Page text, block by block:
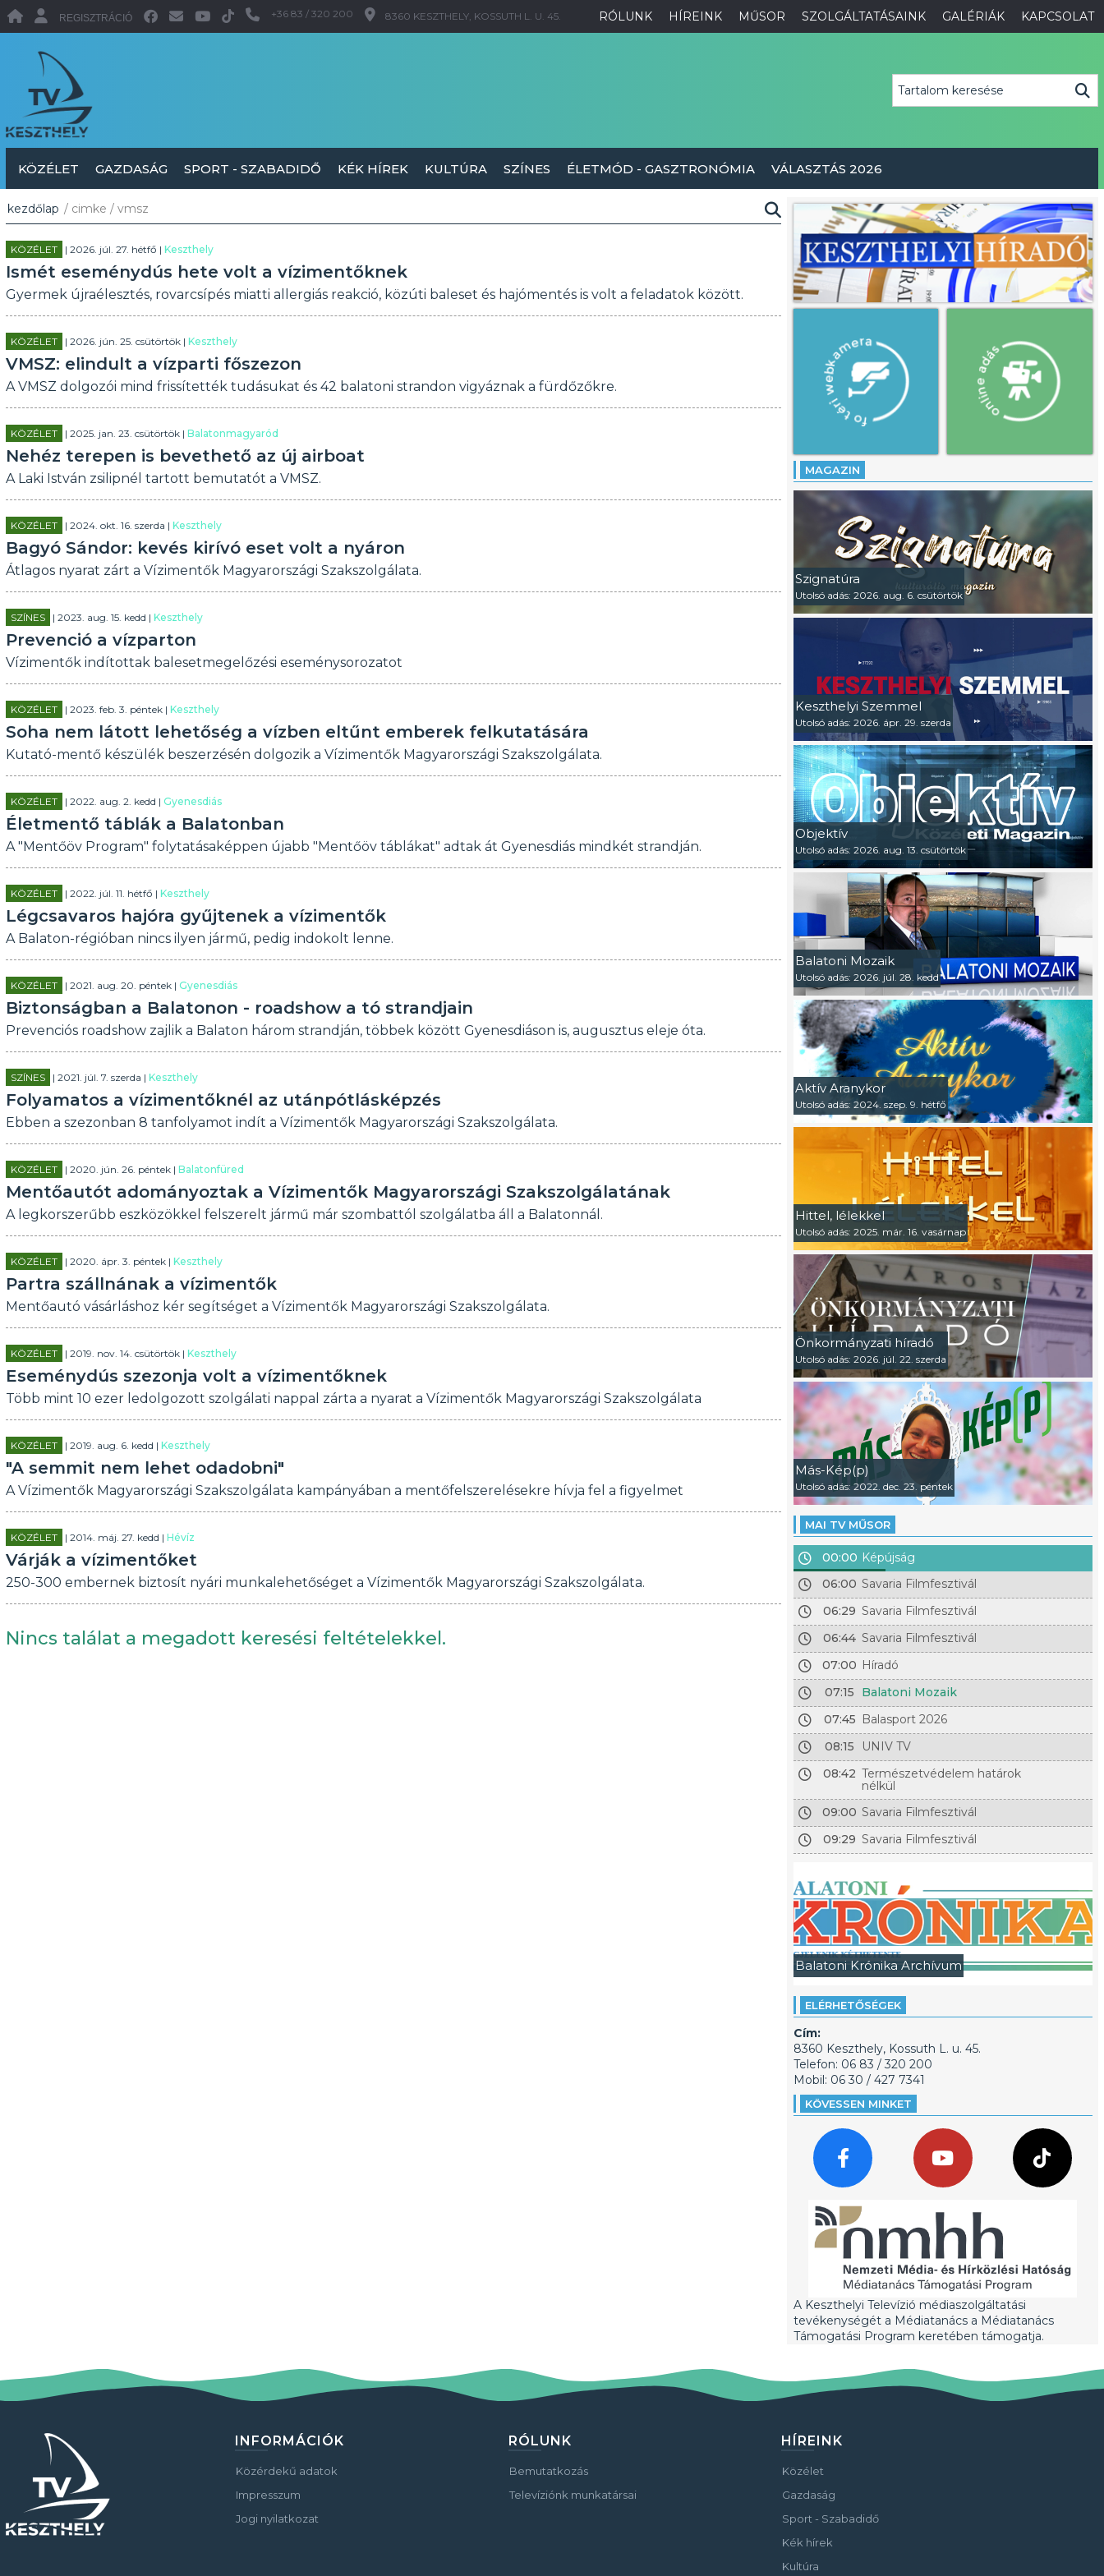
RÓLUNK HÍREINK MŰSOR SZOLGÁLTATÁSAINK GALÉRIÁK KAPCSOLAT
REGISZTRÁCIÓ +36 83 / 320 200 8360 KESZTHELY, KOSSUTH L. U. 45.
KÖZÉLET GAZDASÁG SPORT - SZABADIDŐ KÉK HÍREK KULTÚRA SZÍNES ÉLETMÓD - GASZTRONÓMIA VÁLASZTÁS 2026
kezdőlap / cimke / vmsz
KÖZÉLET | 2026. júl. 27. hétfő | Keszthely
Ismét eseménydús hete volt a vízimentőknek
Gyermek újraélesztés, rovarcsípés miatti allergiás reakció, közúti baleset és hajómentés is volt a feladatok között.
KÖZÉLET | 2026. jún. 25. csütörtök | Keszthely
VMSZ: elindult a vízparti főszezon
A VMSZ dolgozói mind frissítették tudásukat és 42 balatoni strandon vigyáznak a fürdőzőkre.
KÖZÉLET | 2025. jan. 23. csütörtök | Balatonmagyaród
Nehéz terepen is bevethető az új airboat
A Laki István zsilipnél tartott bemutatót a VMSZ.
KÖZÉLET | 2024. okt. 16. szerda | Keszthely
Bagyó Sándor: kevés kirívó eset volt a nyáron
Átlagos nyarat zárt a Vízimentők Magyarországi Szakszolgálata.
SZÍNES | 2023. aug. 15. kedd | Keszthely
Prevenció a vízparton
Vízimentők indítottak balesetmegelőzési eseménysorozatot
KÖZÉLET | 2023. feb. 3. péntek | Keszthely
Soha nem látott lehetőség a vízben eltűnt emberek felkutatására
Kutató-mentő készülék beszerzésén dolgozik a Vízimentők Magyarországi Szakszolgálata.
KÖZÉLET | 2022. aug. 2. kedd | Gyenesdiás
Életmentő táblák a Balatonban
A "Mentőöv Program" folytatásaképpen újabb "Mentőöv táblákat" adtak át Gyenesdiás mindkét strandján.
KÖZÉLET | 2022. júl. 11. hétfő | Keszthely
Légcsavaros hajóra gyűjtenek a vízimentők
A Balaton-régióban nincs ilyen jármű, pedig indokolt lenne.
KÖZÉLET | 2021. aug. 20. péntek | Gyenesdiás
Biztonságban a Balatonon - roadshow a tó strandjain
Prevenciós roadshow zajlik a Balaton három strandján, többek között Gyenesdiáson is, augusztus eleje óta.
SZÍNES | 2021. júl. 7. szerda | Keszthely
Folyamatos a vízimentőknél az utánpótlásképzés
Ebben a szezonban 8 tanfolyamot indít a Vízimentők Magyarországi Szakszolgálata.
KÖZÉLET | 2020. jún. 26. péntek | Balatonfüred
Mentőautót adományoztak a Vízimentők Magyarországi Szakszolgálatának
A legkorszerűbb eszközökkel felszerelt jármű már szombattól szolgálatba áll a Balatonnál.
KÖZÉLET | 2020. ápr. 3. péntek | Keszthely
Partra szállnának a vízimentők
Mentőautó vásárláshoz kér segítséget a Vízimentők Magyarországi Szakszolgálata.
KÖZÉLET | 2019. nov. 14. csütörtök | Keszthely
Eseménydús szezonja volt a vízimentőknek
Több mint 10 ezer ledolgozott szolgálati nappal zárta a nyarat a Vízimentők Magyarországi Szakszolgálata
KÖZÉLET | 2019. aug. 6. kedd | Keszthely
"A semmit nem lehet odadobni"
A Vízimentők Magyarországi Szakszolgálata kampányában a mentőfelszerelésekre hívja fel a figyelmet
KÖZÉLET | 2014. máj. 27. kedd | Hévíz
Várják a vízimentőket
250-300 embernek biztosít nyári munkalehetőséget a Vízimentők Magyarországi Szakszolgálata.
Nincs találat a megadott keresési feltételekkel.
MAGAZIN
Szignatúra
Utolsó adás: 2026. aug. 6. csütörtök
Keszthelyi Szemmel
Utolsó adás: 2026. ápr. 29. szerda
Objektív
Utolsó adás: 2026. aug. 13. csütörtök
Balatoni Mozaik
Utolsó adás: 2026. júl. 28. kedd
Aktív Aranykor
Utolsó adás: 2024. szep. 9. hétfő
Hittel, lélekkel
Utolsó adás: 2025. már. 16. vasárnap
Önkormányzati híradó
Utolsó adás: 2026. júl. 22. szerda
Más-Kép(p)
Utolsó adás: 2022. dec. 23. péntek
MAI TV MŰSOR
00:00 Képújság
06:00 Savaria Filmfesztivál
06:29 Savaria Filmfesztivál
06:44 Savaria Filmfesztivál
07:00 Híradó
07:15
Balatoni Mozaik
07:45 Balasport 2026
08:15
UNIV TV
08:42 Természetvédelem határok
nélkül
09:00 Savaria Filmfesztivál
09:29 Savaria Filmfesztivál
Balatoni Krónika Archívum
ELÉRHETŐSÉGEK
Cím:
8360 Keszthely, Kossuth L. u. 45.
Telefon: 06 83 / 320 200
Mobil: 06 30 / 427 7341
KÖVESSEN MINKET
A Keszthelyi Televízió médiaszolgáltatási
tevékenységét a Médiatanács a Médiatanács
Támogatási Program keretében támogatja.
INFORMÁCIÓK
Közérdekű adatok
Impresszum
Jogi nyilatkozat
RÓLUNK
Bemutatkozás
Televíziónk munkatársai
HÍREINK
Közélet
Gazdaság
Sport - Szabadidő
Kék hírek
Kultúra